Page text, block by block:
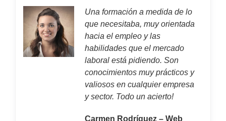
Una formación a medida de lo
que necesitaba, muy orientada
hacia el empleo y las
habilidades que el mercado
laboral está pidiendo. Son
conocimientos muy prácticos y
valiosos en cualquier empresa
y sector. Todo un acierto!
Carmen Rodríguez – Web